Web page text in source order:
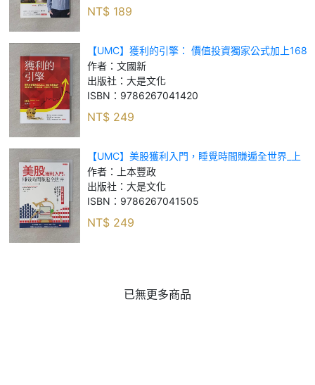
NT$ 189
【UMC】獲利的引擎： 價值投資獨家公式加上168
微笑曲線，播種便宜股、收割昂貴股，穩賺股利、
大賺價差。_文國新
作者： 文國新
出版社： 大是文化
ISBN： 9786267041420
NT$ 249
【UMC】美股獲利入門，睡覺時間賺遍全世界_上
本豐政
作者：
上本豐政
出版社： 大是文化
ISBN： 9786267041505
NT$ 249
已無更多商品